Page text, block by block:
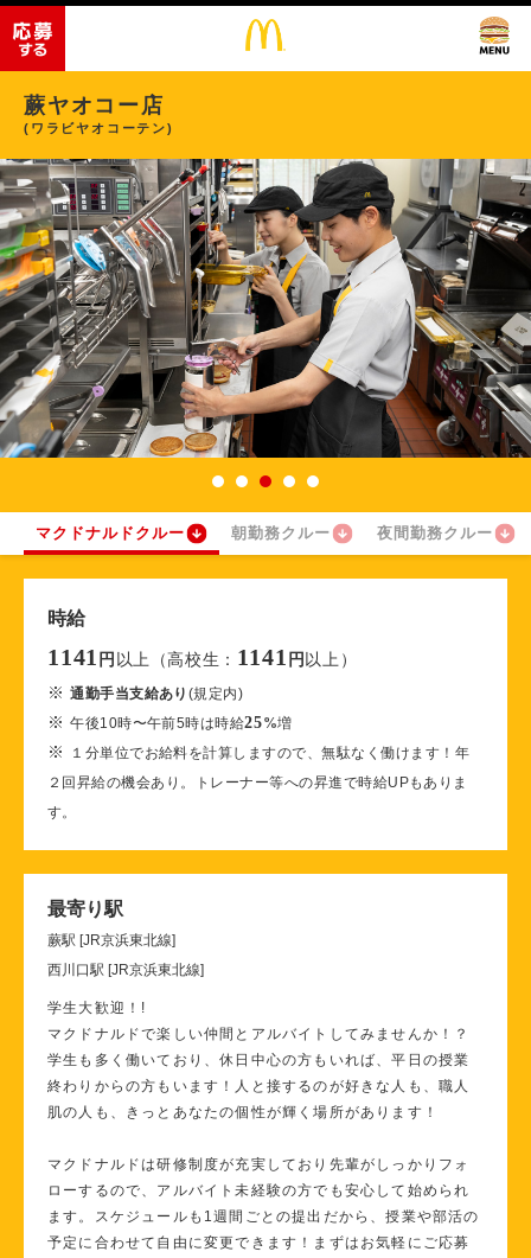
蕨ヤオコー店
(ワラビヤオコーテン)
マクドナルドクルー 朝勤務クルー 夜間勤務クルー
時給
1141 円 以上（高校生： 1141 円 以上）
※通勤手当支給あり (規定内)
※午後10時〜午前5時は時給25%増
※
１分単位でお給料を計算しますので、無駄なく働けます！年
２回昇給の機会あり。トレーナー等への昇進で時給UPもありま
す。
最寄り駅
蕨駅 [JR京浜東北線]
西川口駅 [JR京浜東北線]
学生大歓迎！!
マクドナルドで楽しい仲間とアルバイトしてみませんか！？
学生も多く働いており、休日中心の方もいれば、平日の授業
終わりからの方もいます！人と接するのが好きな人も、職人
肌の人も、きっとあなたの個性が輝く場所があります！
マクドナルドは研修制度が充実しており先輩がしっかりフォ
ローするので、アルバイト未経験の方でも安心して始められ
ます。スケジュールも1週間ごとの提出だから、授業や部活の
予定に合わせて自由に変更できます！まずはお気軽にご応募